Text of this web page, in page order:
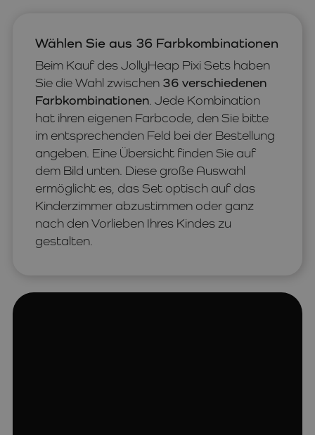
Wählen Sie aus 36 Farbkombinationen
Beim Kauf des JollyHeap Pixi Sets haben
Sie die Wahl zwischen 36 verschiedenen
Farbkombinationen . Jede Kombination
hat ihren eigenen Farbcode, den Sie bitte
im entsprechenden Feld bei der Bestellung
angeben. Eine Übersicht finden Sie auf
dem Bild unten. Diese große Auswahl
ermöglicht es, das Set optisch auf das
Kinderzimmer abzustimmen oder ganz
nach den Vorlieben Ihres Kindes zu
gestalten.